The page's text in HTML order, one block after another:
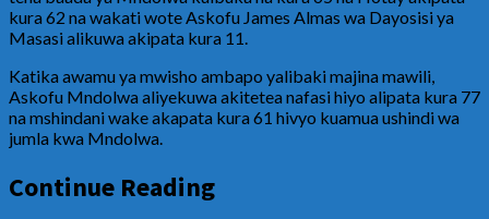
kura 62 na wakati wote Askofu James Almas wa Dayosisi ya
Masasi alikuwa akipata kura 11.
Katika awamu ya mwisho ambapo yalibaki majina mawili,
Askofu Mndolwa aliyekuwa akitetea nafasi hiyo alipata kura 77
na mshindani wake akapata kura 61 hivyo kuamua ushindi wa
jumla kwa Mndolwa.
Continue Reading